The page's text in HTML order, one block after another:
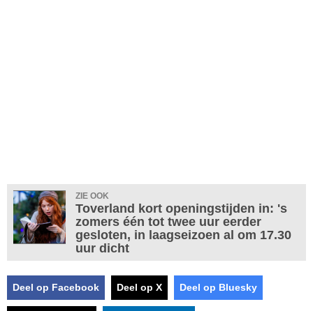
ZIE OOK
Toverland kort openingstijden in: 's
zomers één tot twee uur eerder
gesloten, in laagseizoen al om 17.30
uur dicht
Deel op Facebook Deel op X Deel op Bluesky